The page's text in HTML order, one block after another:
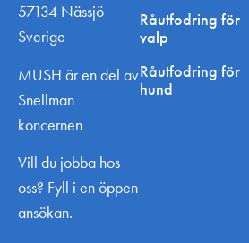
57134 Nässjö
Sverige
MUSH är en del av
Snellman
koncernen
Vill du jobba hos
oss? Fyll i en öppen
ansökan.
Råutfodring för
valp
Råutfodring för
hund